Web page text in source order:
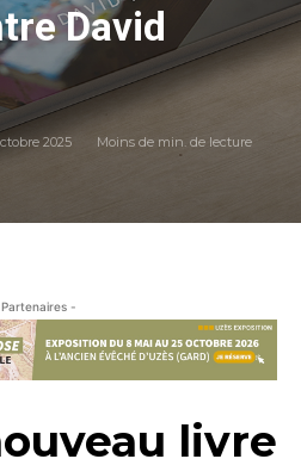
David
2025 Moins de min. de lecture
-
livre